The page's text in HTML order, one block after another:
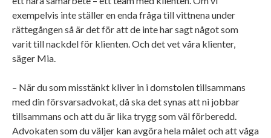
exempelvis inte ställer en enda fråga till vittnena under
rättegången så är det för att de inte har sagt något som
varit till nackdel för klienten. Och det vet våra klienter,
säger Mia.
– När du som misstänkt kliver in i domstolen tillsammans
med din försvarsadvokat, då ska det synas att ni jobbar
tillsammans och att du är lika trygg som väl förberedd.
Advokaten som du väljer kan avgöra hela målet och att våga